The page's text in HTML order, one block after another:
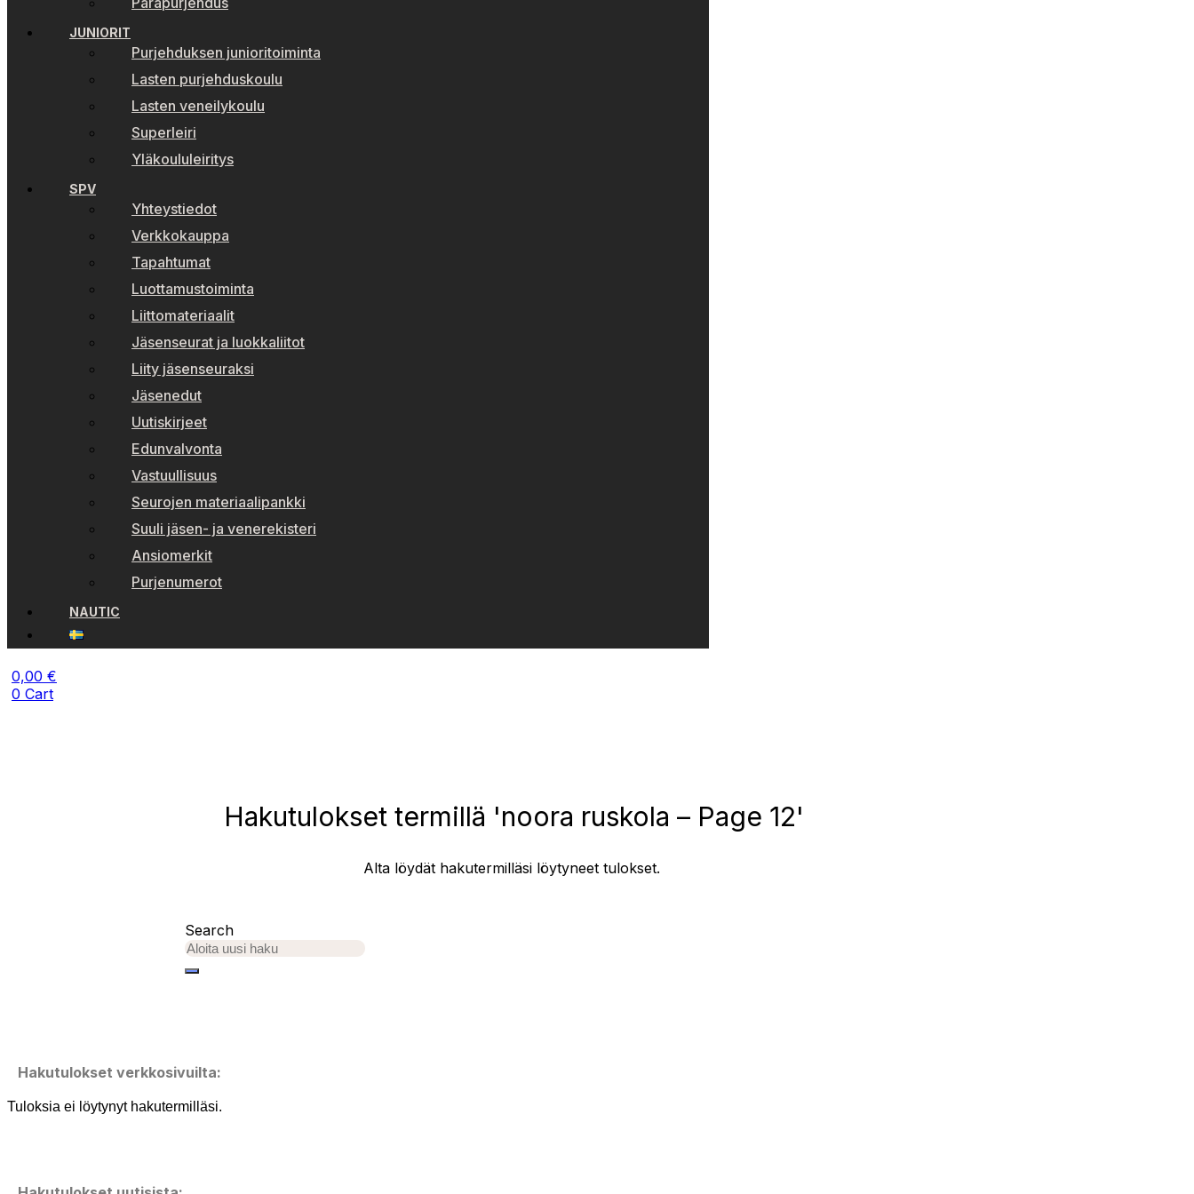
JUNIORIT
Purjehduksen junioritoiminta
Lasten purjehduskoulu
Lasten veneilykoulu
Superleiri
Yläkoululeiritys
SPV
Yhteystiedot
Verkkokauppa
Tapahtumat
Luottamustoiminta
Liittomateriaalit
Jäsenseurat ja luokkaliitot
Liity jäsenseuraksi
Jäsenedut
Uutiskirjeet
Edunvalvonta
Vastuullisuus
Seurojen materiaalipankki
Suuli jäsen- ja venerekisteri
Ansiomerkit
Purjenumerot
NAUTIC
0,00 €
0 Cart
Hakutulokset termillä 'noora ruskola – Page 12'
Alta löydät hakutermilläsi löytyneet tulokset.
Search
Hakutulokset verkkosivuilta:
Tuloksia ei löytynyt hakutermilläsi.